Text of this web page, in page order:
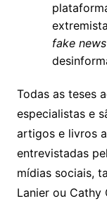
fake news
Todas as teses
especialistas e
artigos e livros
entrevistadas
mídias sociais,
Lanier ou Cathy